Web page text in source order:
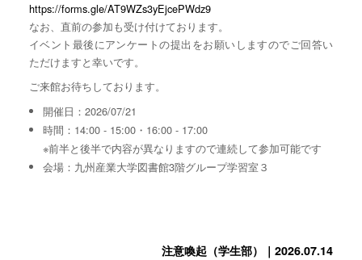
https://forms.gle/AT9WZs3yEjcePWdz9
なお、直前の参加も受け付けております。
イベント最後にアンケートの提出をお願いしますのでご回答い
ただけますと幸いです。
ご来館お待ちしております。
開催日：2026/07/21
時間：14:00 - 15:00・16:00 - 17:00
※前半と後半で内容が異なりますので連続して参加可能です
会場：九州産業大学図書館3階グループ学習室３
注意喚起（学生部）｜2026.07.14